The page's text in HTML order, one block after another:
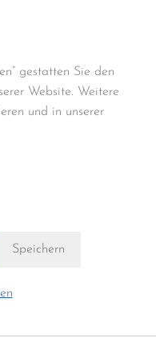
gestatten Sie den
Website. Weitere
und in unserer
Speichern